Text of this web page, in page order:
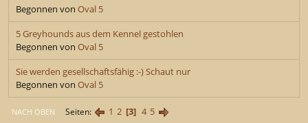
Begonnen von Oval 5
5 Greyhounds aus dem Kennel gestohlen
Begonnen von Oval 5
Sie werden gesellschaftsfähig :-) Schaut nur
Begonnen von Oval 5
NACH OBEN Seiten 1 2 3 4 5